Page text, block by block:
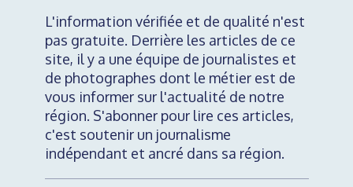
L'information vérifiée et de qualité n'est
pas gratuite. Derrière les articles de ce
site, il y a une équipe de journalistes et
de photographes dont le métier est de
vous informer sur l'actualité de notre
région. S'abonner pour lire ces articles,
c'est soutenir un journalisme
indépendant et ancré dans sa région.